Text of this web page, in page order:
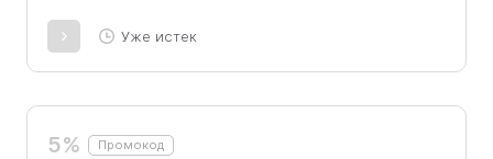
Уже истек
5% Промокод